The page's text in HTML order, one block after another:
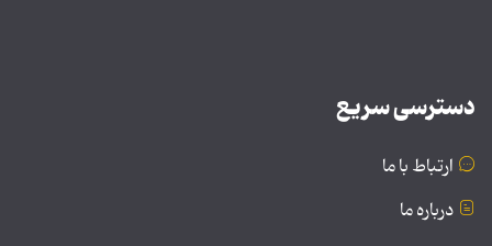
دسترسی سریع
ارتباط با ما
درباره ما